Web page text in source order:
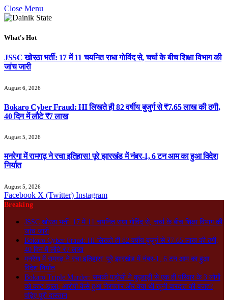
Close Menu
What's Hot
JSSC खोरठा भर्ती: 17 में 11 चयनित राधा गोविंद से, चर्चा के बीच शिक्षा विभाग की
जांच जारी
August 6, 2026
Bokaro Cyber Fraud: HI लिखते ही 82 वर्षीय बुजुर्ग से ₹7.65 लाख की ठगी,
40 दिन में लौटे ₹7 लाख
August 5, 2026
मनरेगा में रामगढ़ ने रचा इतिहास! पूरे झारखंड में नंबर-1, 6 टन आम का हुआ विदेश
निर्यात
August 5, 2026
Facebook X (Twitter) Instagram
Breaking
JSSC खोरठा भर्ती: 17 में 11 चयनित राधा गोविंद से, चर्चा के बीच शिक्षा विभाग की
जांच जारी
Bokaro Cyber Fraud: HI लिखते ही 82 वर्षीय बुजुर्ग से ₹7.65 लाख की ठगी,
40 दिन में लौटे ₹7 लाख
मनरेगा में रामगढ़ ने रचा इतिहास! पूरे झारखंड में नंबर-1, 6 टन आम का हुआ
विदेश निर्यात
Bokaro Triple Murder: सनकी पड़ोसी ने कुल्हाड़ी से एक ही परिवार के 3 लोगों
को काट डाला, आरोपी कैसे हुआ गिरफ्तार और क्या थी खूनी वारदात की वजह?
पढ़िए पूरी दास्तान